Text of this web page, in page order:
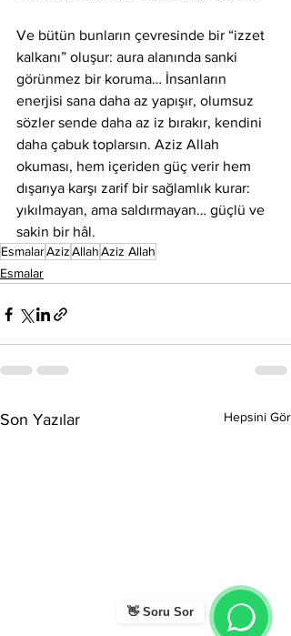
👋 Soru Sor
Ve bütün bunların çevresinde bir “izzet
kalkanı” oluşur: aura alanında sanki
görünmez bir koruma… İnsanların
enerjisi sana daha az yapışır, olumsuz
sözler sende daha az iz bırakır, kendini
daha çabuk toplarsın. Aziz Allah
okuması, hem içeriden güç verir hem
dışarıya karşı zarif bir sağlamlık kurar:
yıkılmayan, ama saldırmayan… güçlü ve
sakin bir hâl.
EsmalarAzizAllahAziz Allah
Esmalar
Son Yazılar Hepsini Gör